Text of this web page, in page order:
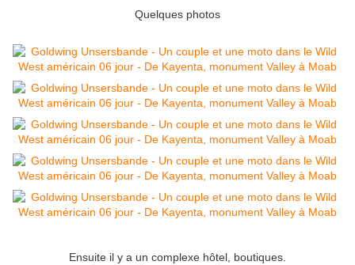
Quelques photos
Ensuite il y a un complexe hôtel, boutiques.